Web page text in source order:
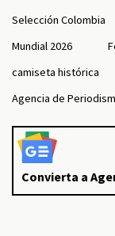
Selección Colombia
Mundial 2026
camiseta histórica
Agencia de
Convierta a